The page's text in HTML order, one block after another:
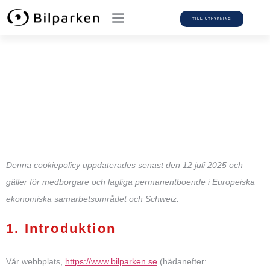
TILL UTHYRNING
Denna cookiepolicy uppdaterades senast den 12 juli 2025 och
gäller för medborgare och lagliga permanentboende i Europeiska
ekonomiska samarbetsområdet och Schweiz.
1. Introduktion
Vår webbplats, https://www.bilparken.se (hädanefter: